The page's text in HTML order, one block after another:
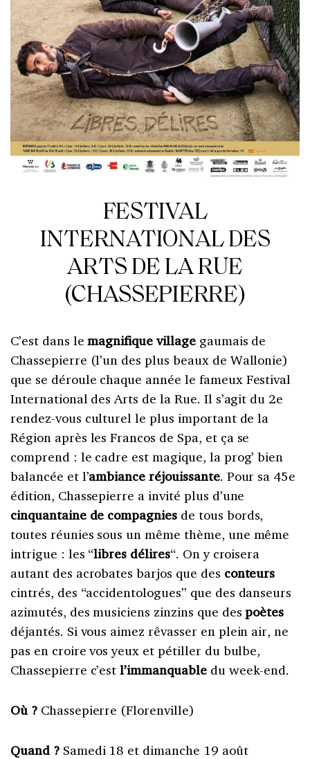
FESTIVAL
INTERNATIONAL DES
ARTS DE LA RUE
(CHASSEPIERRE)
C’est dans le magnifique villagegaumais de
Chassepierre (l’un des plus beaux de Wallonie)
que se déroule chaque année le fameux Festival
International des Arts de la Rue. Il s’agit du 2e
rendez-vous culturel le plus important de la
Région après les Francos de Spa, et ça se
comprend : le cadre est magique, la prog’ bien
balancée et l’ambiance réjouissante. Pour sa 45e
édition, Chassepierre a invité plus d’une
cinquantaine de compagnies de tous bords,
toutes réunies sous un même thème, une même
intrigue : les “libres délires“. On y croisera
autant des acrobates barjos que des conteurs
cintrés, des “accidentologues” que des danseurs
azimutés, des musiciens zinzins que despoètes
déjantés. Si vous aimez rêvasser en plein air, ne
pas en croire vos yeux et pétiller du bulbe,
Chassepierre c’estl’immanquabledu week-end.
Où ?Chassepierre (Florenville)
Quand ?Samedi 18 et dimanche 19 août